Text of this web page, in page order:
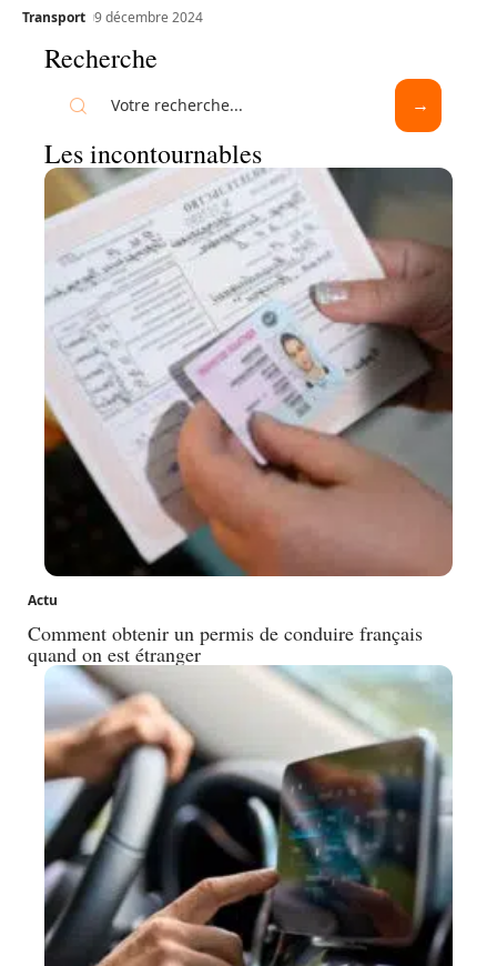
Transport 9 décembre 2024
Recherche
Les incontournables
Actu
Comment obtenir un permis de conduire français
quand on est étranger